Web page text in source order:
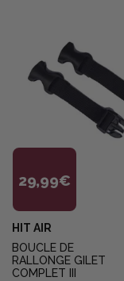
29,99€
HIT AIR
BOUCLE DE
RALLONGE GILET
COMPLET III